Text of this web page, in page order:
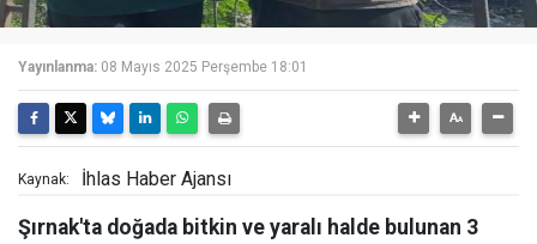
Yayınlanma: 08 Mayıs 2025 Perşembe 18:01
Kaynak: İhlas Haber Ajansı
Şırnak'ta doğada bitkin ve yaralı halde bulunan 3